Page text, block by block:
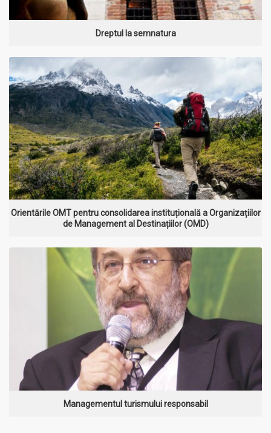
Dreptul la semnatura
MAI MULT
Orientările OMT pentru consolidarea instituțională a Organizațiilor
de Management al Destinațiilor (OMD)
MAI MULT
Managementul turismului responsabil